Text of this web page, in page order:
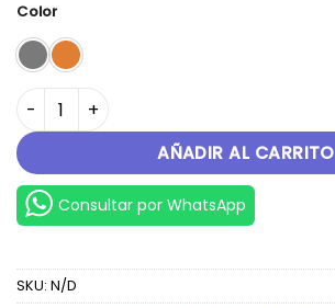
Color
KTM DUKE 790 cantidad
AÑADIR AL CARRITO
Consultar por WhatsApp
SKU: N/D